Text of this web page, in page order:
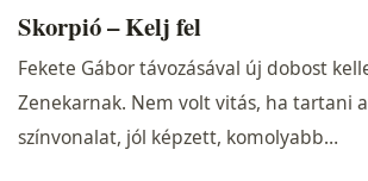
Skorpió – Kelj fel
Fekete Gábor távozásával új dobost
Zenekarnak. Nem volt vitás, ha tartani
színvonalat, jól képzett, komolyabb…